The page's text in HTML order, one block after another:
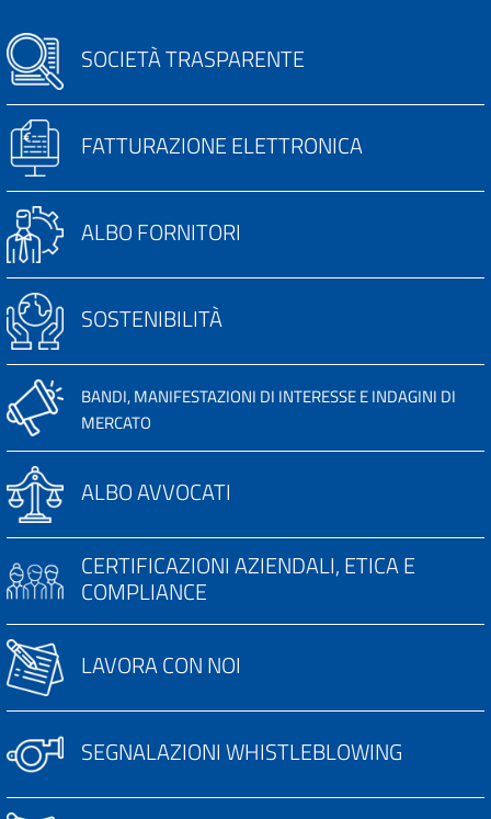
SOCIETÀ TRASPARENTE
FATTURAZIONE ELETTRONICA
ALBO FORNITORI
SOSTENIBILITÀ
BANDI, MANIFESTAZIONI DI INTERESSE E INDAGINI DI
MERCATO
ALBO AVVOCATI
CERTIFICAZIONI AZIENDALI, ETICA E
COMPLIANCE
LAVORA CON NOI
SEGNALAZIONI WHISTLEBLOWING